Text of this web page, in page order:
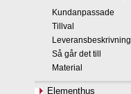
Kundanpassade
Tillval
Leveransbeskrivning
Så går det till
Material
Elementhus